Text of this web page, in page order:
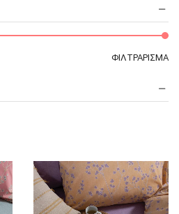
ΦΙΛΤΡΆΡΙΣΜΑ